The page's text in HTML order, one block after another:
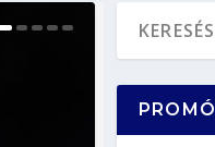
PROMÓ